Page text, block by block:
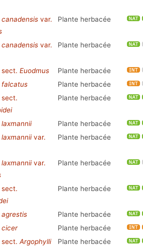
var.
Plante herbacée
var.
Plante herbacée
sect. Euodmus
Plante herbacée
falcatus
Plante herbacée
sect.
Plante herbacée
Plante herbacée
var.
Plante herbacée
var.
Plante herbacée
sect.
Plante herbacée
Plante herbacée
cicer
Plante herbacée
sect. Argophylli
Plante herbacée